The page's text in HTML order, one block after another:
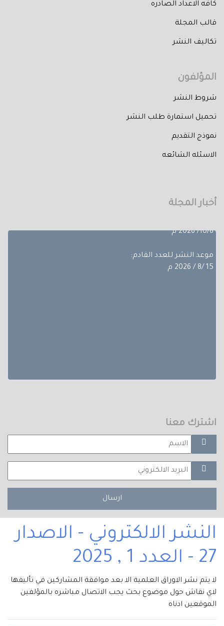
كافه الاعداد الصادره
قالب المجلة
تكاليف النشر
المؤلفون
شروط النشر
تحميل استمارة طلب النشر
نموذج التقديم
الاسئله الشائعه
أخبار المجلة
موعد النشر للعدد القادم:
15 /8 / 2026 م
اشترك معنا
ارسال
النشر الالكتروني - الاصدار
27 - العدد 1 , 2025
لا يتم نشر الاوراق العلمية الا بعد موافقة المشاركين في تأليفها
لاي نقاش حول موضوع بحث يجب الاتصال مباشره بالمؤلفين
الموقعين ادناه